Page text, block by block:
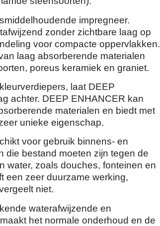
impregneer.
zonder zichtbare laag op
voor compacte oppervlakken.
laag absorberende materialen
poreus keramiek en graniet.
laat DEEP
achter. DEEP ENHANCER kan
materialen en biedt met
unieke eigenschap.
voor gebruik binnens- en
die bestand moeten zijn tegen de
water, zoals douches, fonteinen en
een zeer duurzame werking,
niet.
waterafwijzende en
het normale onderhoud en de